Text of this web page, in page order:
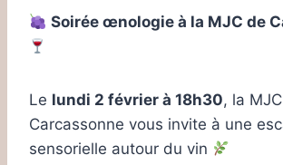
Soirée œnologie à la MJC de
Le lundi 2 février à 18h30, la
Carcassonne vous invite à une
sensorielle autour du vin